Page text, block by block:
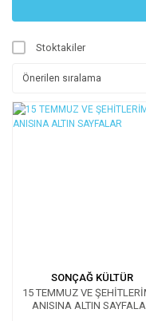
Stoktakiler
SONÇAĞ KÜLTÜR
15 TEMMUZ VE
ANISINA ALTIN